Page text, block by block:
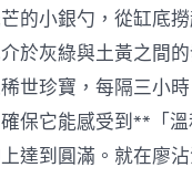
的小銀勺，從缸底
於灰綠與土黃之間
世珍寶，每隔三小
保它能感受到**「溫
達到圓滿。就在廖